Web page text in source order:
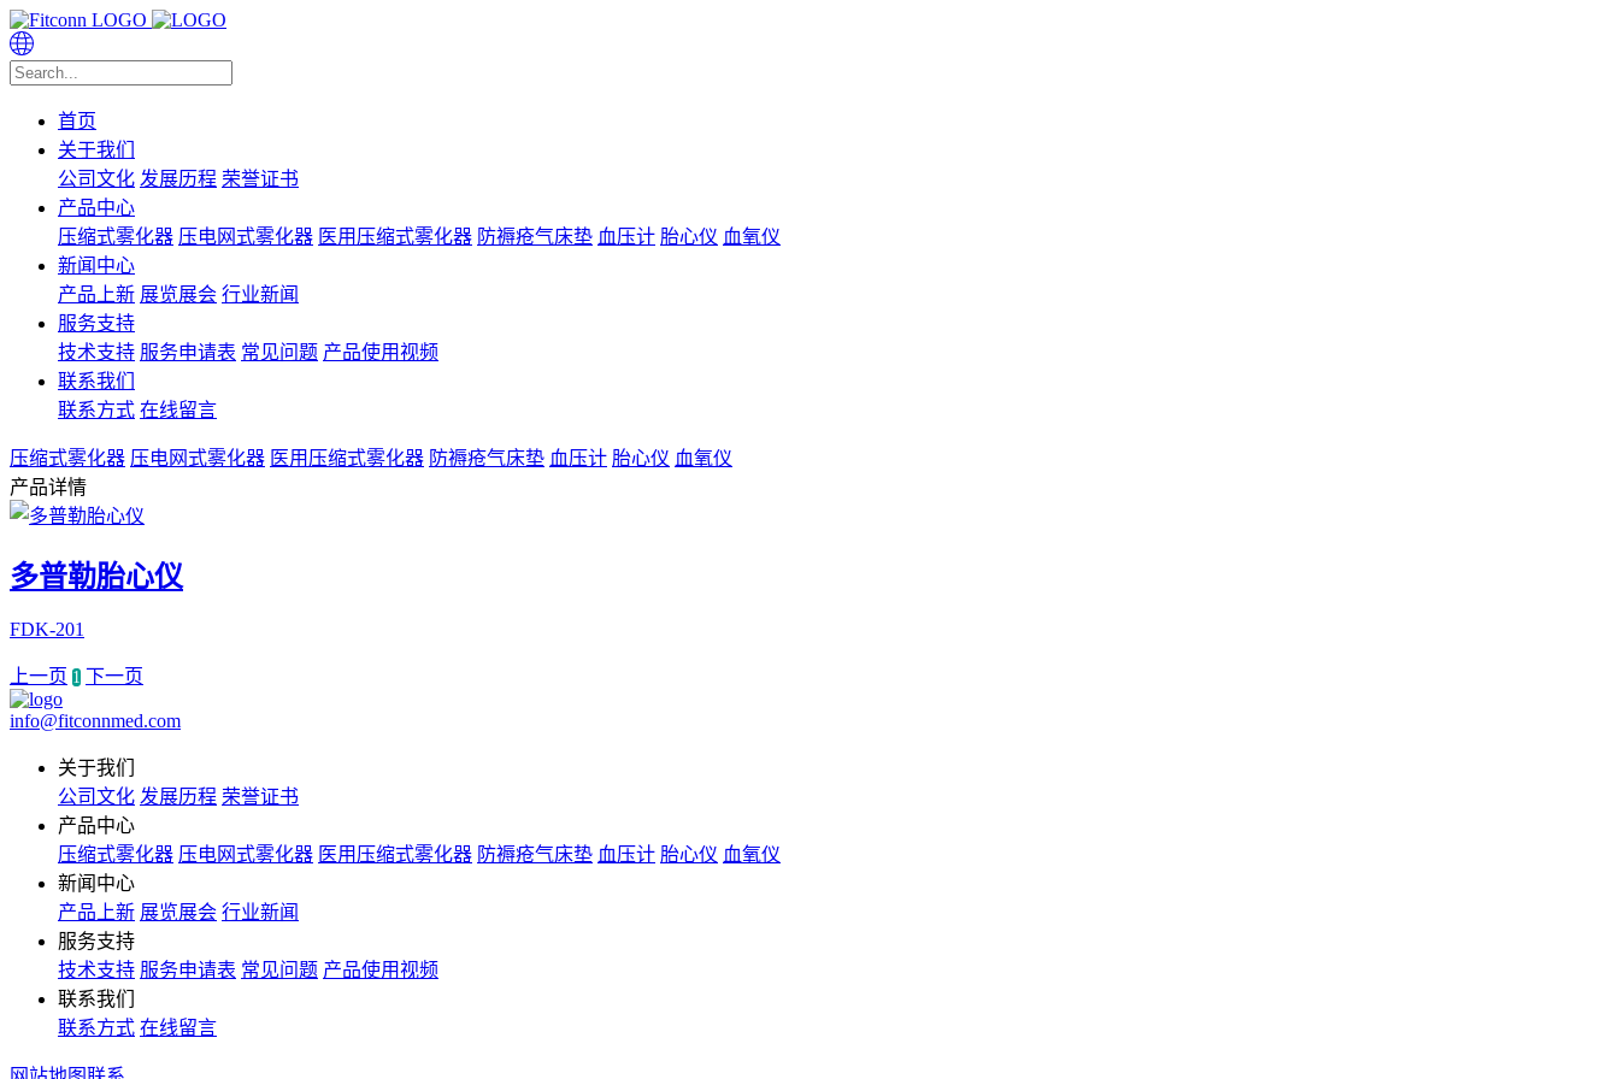
首页
关于我们
公司文化 发展历程 荣誉证书
产品中心
压缩式雾化器 压电网式雾化器 医用压缩式雾化器 防褥疮气床垫 血压计 胎心仪 血氧仪
新闻中心
产品上新 展览展会 行业新闻
服务支持
技术支持 服务申请表 常见问题 产品使用视频
联系我们
联系方式 在线留言
压缩式雾化器 压电网式雾化器 医用压缩式雾化器 防褥疮气床垫 血压计 胎心仪 血氧仪
产品详情
多普勒胎心仪
FDK-201
上一页 1 下一页
info@fitconnmed.com
关于我们
公司文化 发展历程 荣誉证书
产品中心
压缩式雾化器 压电网式雾化器 医用压缩式雾化器 防褥疮气床垫 血压计 胎心仪 血氧仪
新闻中心
产品上新 展览展会 行业新闻
服务支持
技术支持 服务申请表 常见问题 产品使用视频
联系我们
联系方式 在线留言